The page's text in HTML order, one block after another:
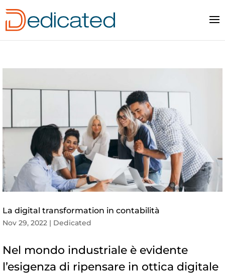
La digital transformation in contabilità
Nov 29, 2022 | Dedicated
Nel mondo industriale è evidente
l’esigenza di ripensare in ottica digitale